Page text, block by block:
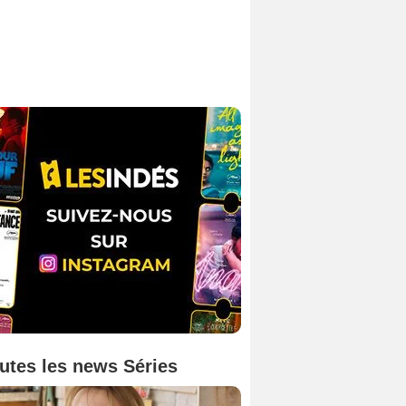
les news Séries